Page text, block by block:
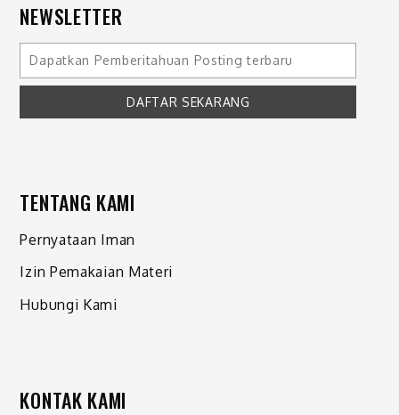
NEWSLETTER
TENTANG KAMI
Pernyataan Iman
Izin Pemakaian Materi
Hubungi Kami
KONTAK KAMI